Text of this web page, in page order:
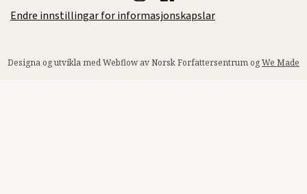
Endre innstillingar for informasjonskapslar
Designa og utvikla med Webflow av Norsk Forfattersentrum ogWe Made